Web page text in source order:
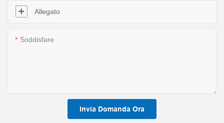
Allegato
Soddisfare
Invia Domanda Ora